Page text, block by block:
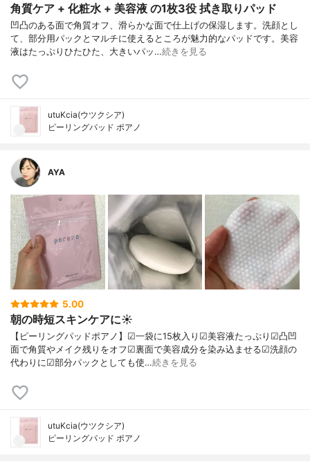
角質ケア + 化粧水 + 美容液 の1枚3役 拭き取りパッド
凹凸のある面で角質オフ、滑らかな面で仕上げの保湿します。洗顔とし
て、部分用パックとマルチに使えるところが魅力的なパッドです。美容
液はたっぷりひたひた、大きいパッ…続きを見る
utuKcia(ウツクシア)
ピーリングパッド ポアノ
AYA
5.00
朝の時短スキンケアに☀️
【ピーリングパッドポアノ】☑一袋に15枚入り☑美容液たっぷり☑凸凹
面で角質やメイク残りをオフ☑裏面で美容成分を染み込ませる☑洗顔の
代わりに☑部分パックとしても使…続きを見る
utuKcia(ウツクシア)
ピーリングパッド ポアノ